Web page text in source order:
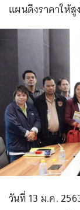
แผนดึงราคาให้สู
วันที่ 13 ม.ค.